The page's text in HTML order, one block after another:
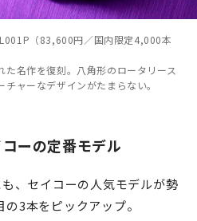
（83,600円／国内限定4,000本
た名作を復刻。八角形のロータリース
ャーなデザインがたまらない。
ーの定番モデル
、セイコーの人気モデルが勢
3本をピックアップ。